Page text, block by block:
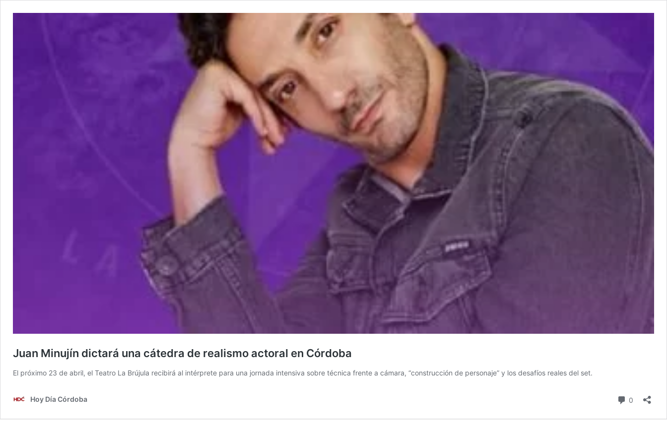
Juan Minujín dictará una cátedra de realismo actoral en Córdoba
El próximo 23 de abril, el Teatro La Brújula recibirá al intérprete para una jornada intensiva sobre técnica frente a cámara, “construcción de personaje” y los desafíos reales del set.
Hoy Día Córdoba 0